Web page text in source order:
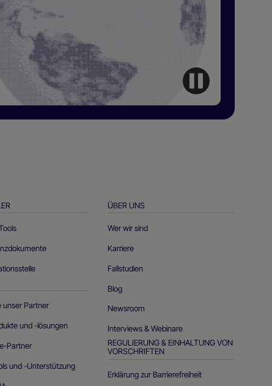
unser Partner
und -lösungen
Partner
und -Unterstützung
ÜBER UNS
Wer wir sind
Karriere
Fallstudien
Blog
Newsroom
Interviews & Webinare
REGULIERUNG & EINHALTUNG VON
VORSCHRIFTEN
Erklärung zur Barrierefreiheit